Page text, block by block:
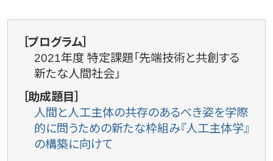
［プログラム］
2021年度 特定課題「先端技術と共創する
新たな人間社会」
［助成題目］
人間と人工主体の共存のあるべき姿を学際
的に問うための新たな枠組み『人工主体学』
の構築に向けて